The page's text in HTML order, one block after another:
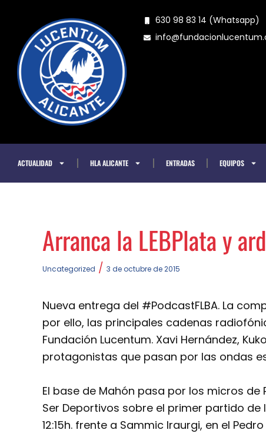
contenido
630 98 83 14 (Whatsapp)
ACTUALIDAD HLA ALICANTE ENTRADAS EQUIPOS
Arranca la LEBPlata y
Uncategorized / 3 de octubre de 2015
Nueva entrega del #PodcastFLBA. La
por ello, las principales cadenas
Fundación Lucentum. Xavi Hernández,
protagonistas que pasan por las ondas
El base de Mahón pasa por los micros
Ser Deportivos sobre el primer partido
12:15h. frente a Sammic Iraurgi, en el